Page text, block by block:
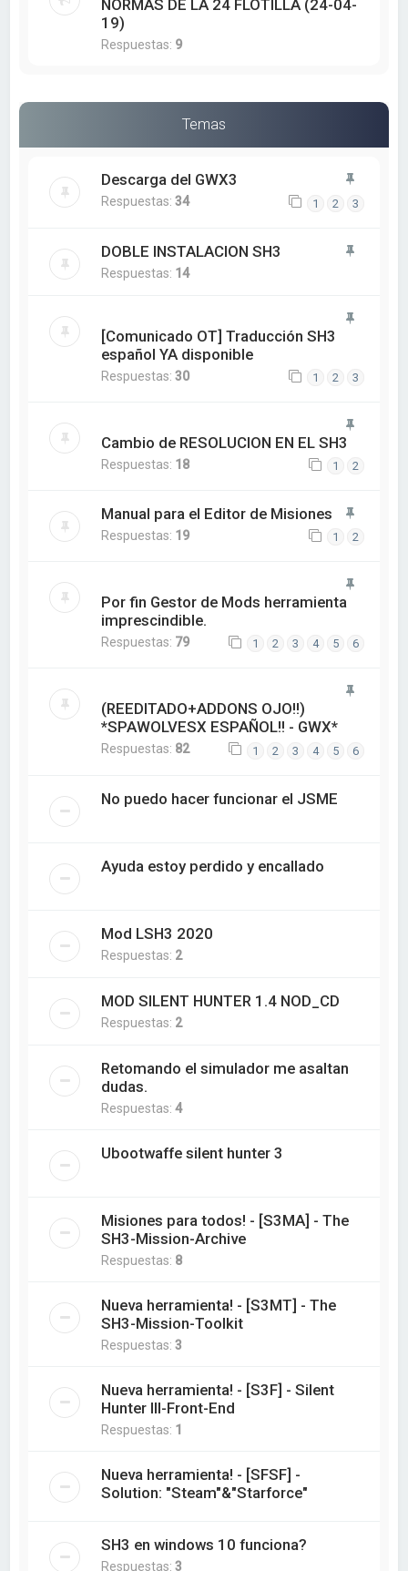
NORMAS DE LA 24 FLOTILLA (24-04-
19)
Respuestas: 9
Temas
Descarga del GWX3
Respuestas:34 1 2 3
DOBLE INSTALACION SH3
Respuestas: 14
[Comunicado OT] Traducción SH3
español YA disponible
Respuestas:30 1 2 3
Cambio de RESOLUCION EN EL SH3
Respuestas: 18 1 2
Manual para el Editor de Misiones
Respuestas: 19 1 2
Por fin Gestor de Mods herramienta
imprescindible.
Respuestas: 79 1 2 3 4 5 6
(REEDITADO+ADDONS OJO!!)
*SPAWOLVESX ESPAÑOL!! - GWX*
Respuestas: 82 1 2 3 4 5 6
No puedo hacer funcionar el JSME
Ayuda estoy perdido y encallado
Mod LSH3 2020
Respuestas: 2
MOD SILENT HUNTER 1.4 NOD_CD
Respuestas: 2
Retomando el simulador me asaltan
dudas.
Respuestas:4
Ubootwaffe silent hunter 3
Misiones para todos! - [S3MA] - The
SH3-Mission-Archive
Respuestas: 8
Nueva herramienta! - [S3MT] - The
SH3-Mission-Toolkit
Respuestas:3
Nueva herramienta! - [S3F] - Silent
Hunter III-Front-End
Respuestas: 1
Nueva herramienta! - [SFSF] -
Solution: "Steam"&"Starforce"
SH3 en windows 10 funciona?
Respuestas:3